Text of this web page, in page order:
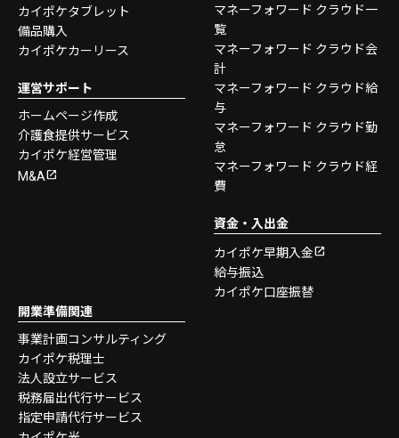
カイポケタブレット
備品購入
カイポケカーリース
運営サポート
ホームページ作成
介護食提供サービス
カイポケ経営管理
M&A
マネーフォワード クラウド一
覧
マネーフォワード クラウド会
計
マネーフォワード クラウド給
与
マネーフォワード クラウド勤
怠
マネーフォワード クラウド経
費
資金・入出金
カイポケ早期入金
給与振込
カイポケ口座振替
開業準備関連
事業計画コンサルティング
カイポケ税理士
法人設立サービス
税務届出代行サービス
指定申請代行サービス